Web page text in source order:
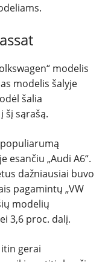
modelis
modelis šalyje
šalia
šį sąrašą.
esančiu „Audi A6“.
dažniausiai buvo
pagamintų „VW
modelių
3,6 proc. dalį.
gerai